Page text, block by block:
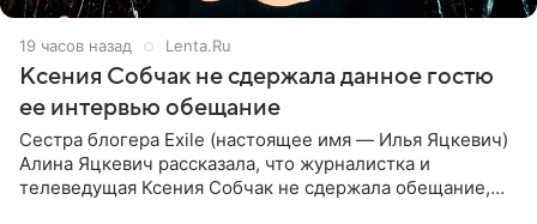
19 часов назад Lenta.Ru
Ксения Собчак не сдержала данное гостю
ее интервью обещание
Сестра блогера Exile (настоящее имя — Илья Яцкевич)
Алина Яцкевич рассказала, что журналистка и
телеведущая Ксения Собчак не сдержала обещание,